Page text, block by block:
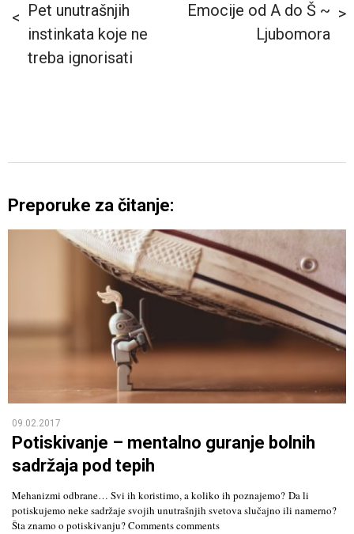
Pet unutrašnjih
instinkata koje ne
treba ignorisati
Emocije od A do Š ~
Ljubomora
Preporuke za čitanje:
09.02.2017
Potiskivanje – mentalno guranje bolnih
sadržaja pod tepih
Mehanizmi odbrane… Svi ih koristimo, a koliko ih poznajemo? Da li
potiskujemo neke sadržaje svojih unutrašnjih svetova slučajno ili namerno?
Šta znamo o potiskivanju? Comments comments